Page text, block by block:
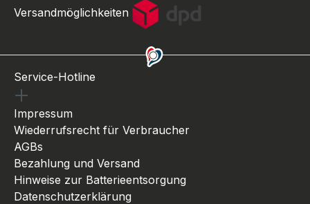
Versandmöglichkeiten
Service-Hotline
Impressum
Wiederrufsrecht für Verbraucher
AGBs
Bezahlung und Versand
Hinweise zur Batterieentsorgung
Datenschutzerklärung